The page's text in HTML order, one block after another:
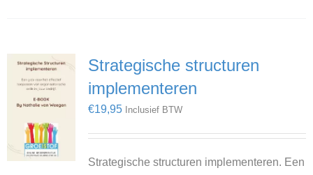
Strategische structuren
implementeren
€19,95 Inclusief BTW
Strategische structuren implementeren. Een